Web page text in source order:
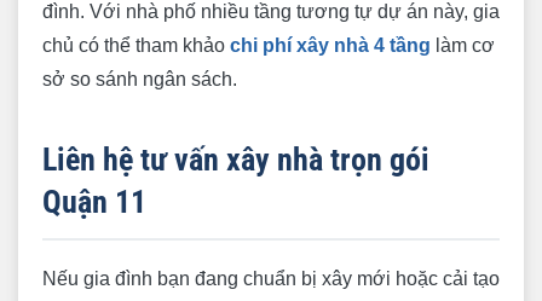
đình. Với nhà phố nhiều tầng tương tự dự án này, gia
chủ có thể tham khảo chi phí xây nhà 4 tầng làm cơ
sở so sánh ngân sách.
Liên hệ tư vấn xây nhà trọn gói
Quận 11
Nếu gia đình bạn đang chuẩn bị xây mới hoặc cải tạo